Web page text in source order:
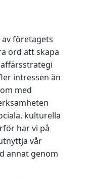
företagets
ord att skapa
intressen än
med
kulturella
har vi på
vår
annat genom